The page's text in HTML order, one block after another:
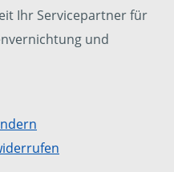
Ihr Servicepartner für
und